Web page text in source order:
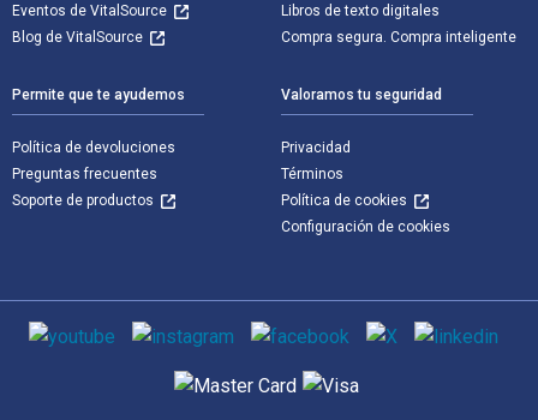
Eventos de VitalSource
Blog de VitalSource
Libros de texto digitales
Compra segura. Compra inteligente
Permite que te ayudemos
Política de devoluciones
Preguntas frecuentes
Soporte de productos
Valoramos tu seguridad
Privacidad
Términos
Política de cookies
Configuración de cookies
Medios de comunicación social
Métodos de pago admitidos